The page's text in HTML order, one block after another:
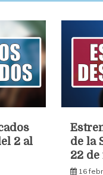
2 al
de la
22
16